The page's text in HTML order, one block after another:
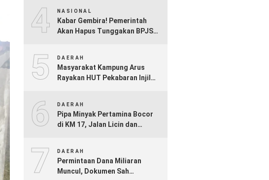
4 NASIONAL
Kabar Gembira! Pemerintah
Akan Hapus Tunggakan BPJS
5 DAERAH
Masyarakat Kampung Arus
Rayakan HUT Pekabaran Injil
6 DAERAH
Pipa Minyak Pertamina Bocor
di KM 17, Jalan Licin dan
7 DAERAH
Permintaan Dana Miliaran
Muncul, Dokumen Sah